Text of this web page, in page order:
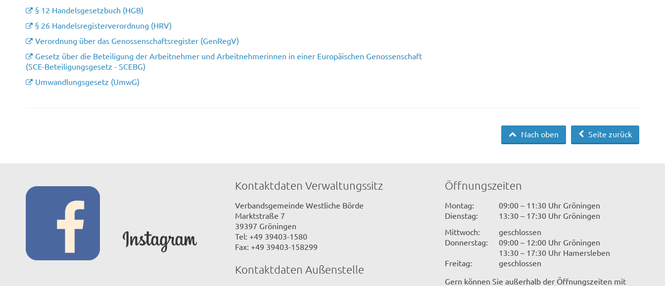
§ 12 Handelsgesetzbuch (HGB)
§ 26 Handelsregisterverordnung (HRV)
Verordnung über das Genossenschaftsregister (GenRegV)
Gesetz über die Beteiligung der Arbeitnehmer und Arbeitnehmerinnen in einer Europäischen Genossenschaft
(SCE-Beteiligungsgesetz - SCEBG)
Umwandlungsgesetz (UmwG)
Seite zurück
Nach oben
Kontaktdaten Verwaltungssitz
Verbandsgemeinde Westliche Börde
Marktstraße 7
39397 Gröningen
Tel: +49 39403-1580
Fax: +49 39403-158299
Kontaktdaten Außenstelle
Öffnungszeiten
Montag:
09:00 – 11:30 Uhr Gröningen
Dienstag:
13:30 – 17:30 Uhr Gröningen
Mittwoch:
geschlossen
Donnerstag:
09:00 – 12:00 Uhr Gröningen
13:30 – 17:30 Uhr Hamersleben
Freitag:
geschlossen
Gern können Sie außerhalb der Öffnungszeiten mit